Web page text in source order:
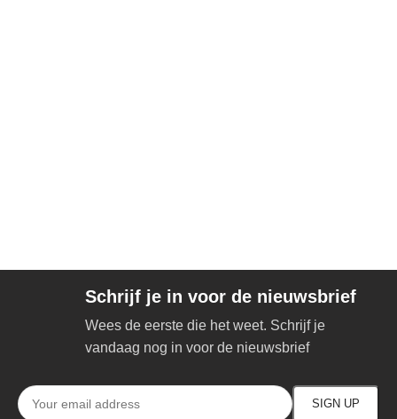
Schrijf je in voor de nieuwsbrief
Wees de eerste die het weet. Schrijf je
vandaag nog in voor de nieuwsbrief